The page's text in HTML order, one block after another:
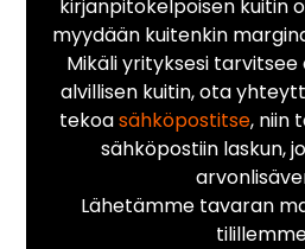
kirjanpitokelpoisen kuitin
myydään kuitenkin
Mikäli yrityksesi
alvillisen kuitin, ota
tekoasähköpostitse, niin
sähköpostiin laskun,
Lähetämme tavaran